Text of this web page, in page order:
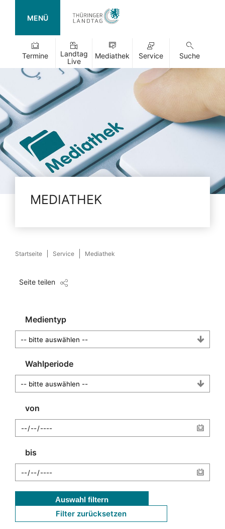
MENÜ
Termine
Landtag
Live
Mediathek Service Suche
MEDIATHEK
Startseite Service Mediathek
Seite teilen
Medientyp
Wahlperiode
von
bis
Auswahl filtern
Filter zurücksetzen